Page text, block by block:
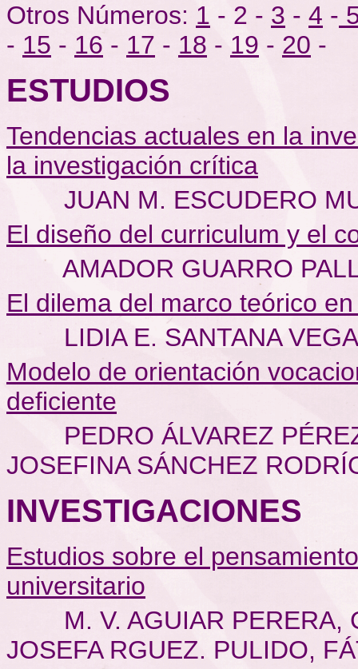
Otros Números: 1 - 2 - 3 - 4 -
- 15 - 16 - 17 - 18 - 19 - 20 -
ESTUDIOS
Tendencias actuales en la
la investigación crítica
JUAN M. ESCUDERO
El diseño del curriculum y el
AMADOR GUARRO
El dilema del marco teórico
LIDIA E. SANTANA VEGA
Modelo de orientación
deficiente
PEDRO ÁLVAREZ
JOSEFINA SÁNCHEZ
INVESTIGACIONES
Estudios sobre el
universitario
M. V. AGUIAR PERERA,
JOSEFA RGUEZ. PULIDO,